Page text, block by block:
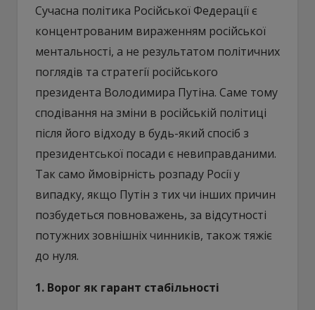
Сучасна політика Російської Федерації є
концентрованим вираженням російської
ментальності, а не результатом політичних
поглядів та стратегії російського
президента Володимира Путіна. Саме тому
сподівання на зміни в російській політиці
після його відходу в будь-який спосіб з
президентської посади є невиправданими.
Так само ймовірність розпаду Росії у
випадку, якщо Путін з тих чи інших причин
позбудеться повноважень, за відсутності
потужних зовнішніх чинників, також тяжіє
до нуля.
1. Ворог як гарант стабільності